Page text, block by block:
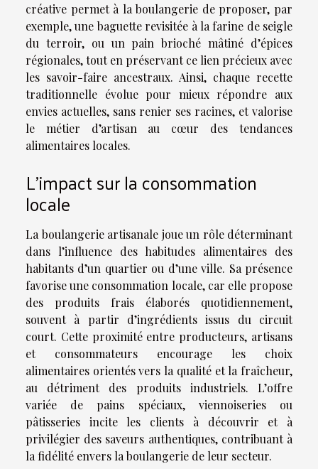
créative permet à la boulangerie de proposer, par
exemple, une baguette revisitée à la farine de seigle
du terroir, ou un pain brioché mâtiné d’épices
régionales, tout en préservant ce lien précieux avec
les savoir-faire ancestraux. Ainsi, chaque recette
traditionnelle évolue pour mieux répondre aux
envies actuelles, sans renier ses racines, et valorise
le métier d’artisan au cœur des tendances
alimentaires locales.
L’impact sur la consommation
locale
La boulangerie artisanale joue un rôle déterminant
dans l’influence des habitudes alimentaires des
habitants d’un quartier ou d’une ville. Sa présence
favorise une consommation locale, car elle propose
des produits frais élaborés quotidiennement,
souvent à partir d’ingrédients issus du circuit
court. Cette proximité entre producteurs, artisans
et consommateurs encourage les choix
alimentaires orientés vers la qualité et la fraîcheur,
au détriment des produits industriels. L’offre
variée de pains spéciaux, viennoiseries ou
pâtisseries incite les clients à découvrir et à
privilégier des saveurs authentiques, contribuant à
la fidélité envers la boulangerie de leur secteur.